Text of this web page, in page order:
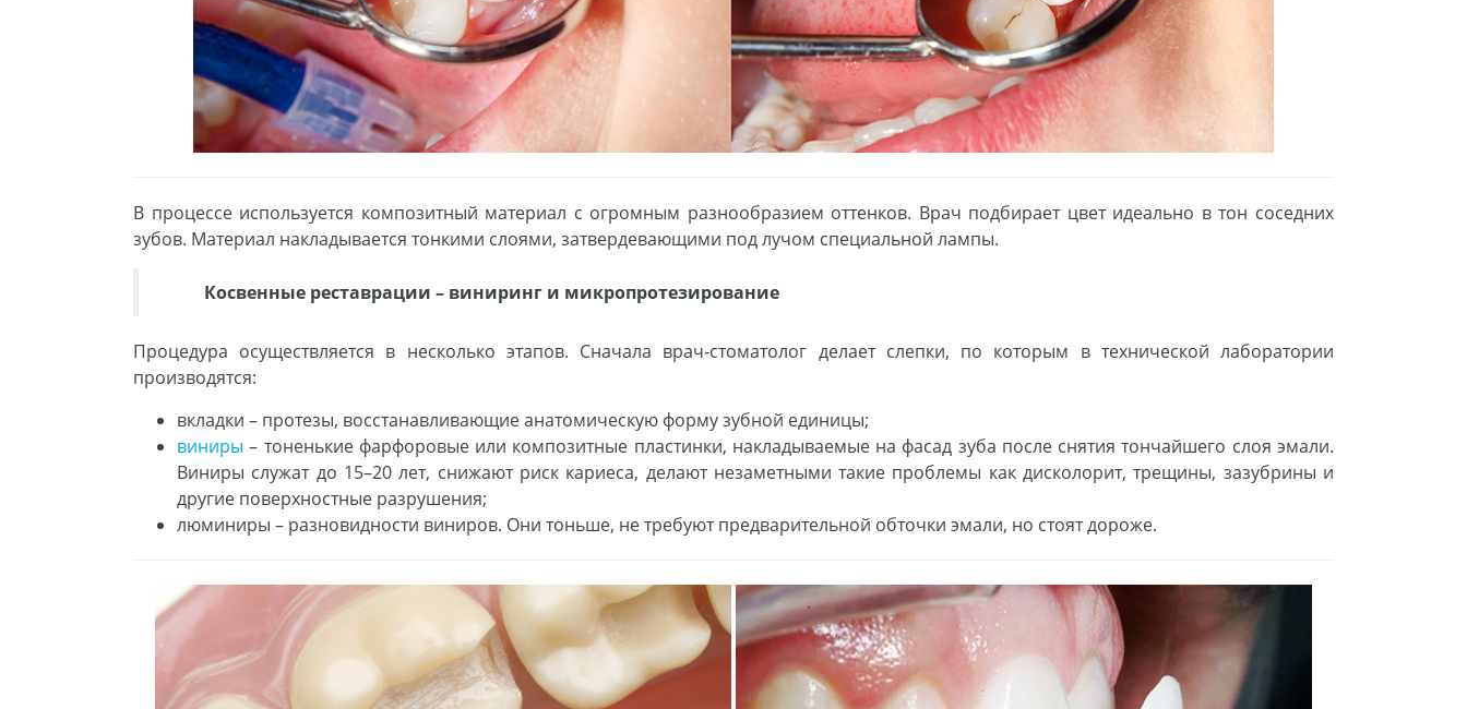
В процессе используется композитный материал с огромным разнообразием оттенков. Врач подбирает цвет идеально в тон соседних
зубов. Материал накладывается тонкими слоями, затвердевающими под лучом специальной лампы.
Косвенные реставрации – виниринг и микропротезирование
Процедура осуществляется в несколько этапов. Сначала врач-стоматолог делает слепки, по которым в технической лаборатории
производятся:
вкладки – протезы, восстанавливающие анатомическую форму зубной единицы;
виниры – тоненькие фарфоровые или композитные пластинки, накладываемые на фасад зуба после снятия тончайшего слоя эмали.
Виниры служат до 15–20 лет, снижают риск кариеса, делают незаметными такие проблемы как дисколорит, трещины, зазубрины и
другие поверхностные разрушения;
люминиры – разновидности виниров. Они тоньше, не требуют предварительной обточки эмали, но стоят дороже.